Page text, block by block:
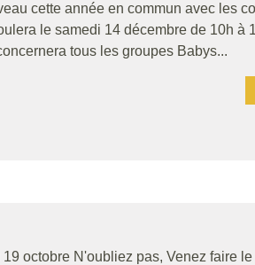
cette année en commun avec les
le samedi 14 décembre de 10h à
tous les groupes Babys...
octobre N'oubliez pas, Venez faire